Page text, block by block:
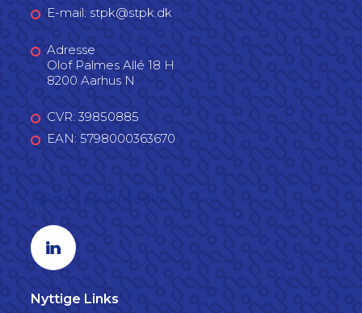
E-mail: stpk@stpk.dk
Adresse
Olof Palmes Allé 18 H
8200 Aarhus N
CVR: 39850885
EAN: 5798000363670
Linkedin profil
Nyttige Links